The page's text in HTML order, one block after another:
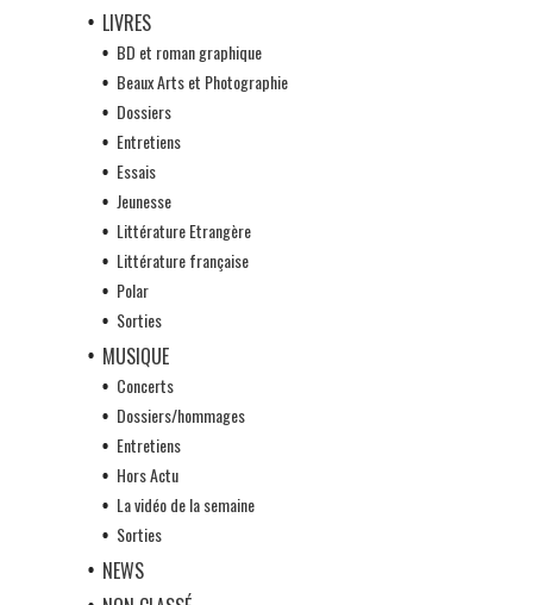
LIVRES
BD et roman graphique
Beaux Arts et Photographie
Dossiers
Entretiens
Essais
Jeunesse
Littérature Etrangère
Littérature française
Polar
Sorties
MUSIQUE
Concerts
Dossiers/hommages
Entretiens
Hors Actu
La vidéo de la semaine
Sorties
NEWS